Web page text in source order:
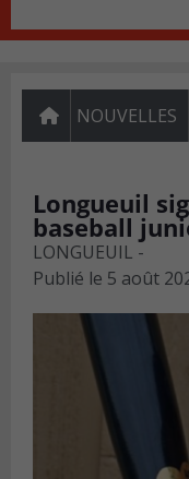
NOUVELLES
Longueuil
baseball
LONGUEUIL -
Publié le 5 août